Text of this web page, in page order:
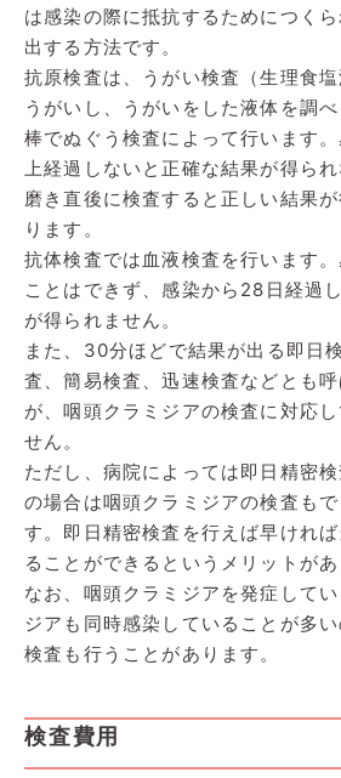
は感染の際に抵抗するためにつく
出する方法です。
抗原検査は、うがい検査（生理食
うがいし、うがいをした液体を調
棒でぬぐう検査によって行います
上経過しないと正確な結果が得ら
磨き直後に検査すると正しい結果
ります。
抗体検査では血液検査を行います
ことはできず、感染から28日経過
が得られません。
また、30分ほどで結果が出る即日
査、簡易検査、迅速検査などとも
が、咽頭クラミジアの検査に対応
せん。
ただし、病院によっては即日精密
の場合は咽頭クラミジアの検査も
す。即日精密検査を行えば早けれ
ることができるというメリットがあ
なお、咽頭クラミジアを発症して
ジアも同時感染していることが多
検査も行うことがあります。
検査費用